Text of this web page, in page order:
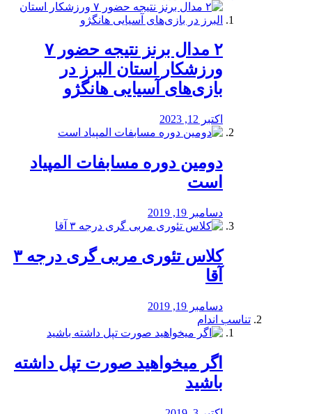
۲ مدال برنز نتیجه حضور ۷
ورزشکار استان البرز در
بازی‌های آسیایی هانگژو
اکتبر 12, 2023
دومین دوره مسابفات المپیاد
است
دسامبر 19, 2019
کلاس تئوری مربی گری درجه ۳
آقا
دسامبر 19, 2019
تناسب اندام
اگر میخواهید صورت تپل داشته
باشید